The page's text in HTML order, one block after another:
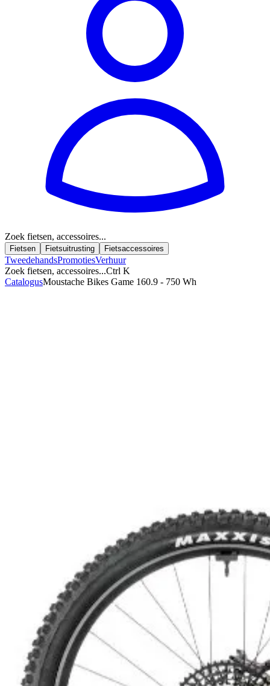
Zoek fietsen, accessoires...
Fietsen Fietsuitrusting Fietsaccessoires
TweedehandsPromotiesVerhuur
Zoek fietsen, accessoires...Ctrl K
CatalogusMoustache Bikes Game 160.9 - 750 Wh